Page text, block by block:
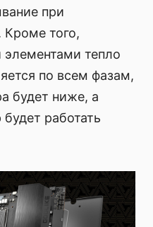
при
Кроме того,
тепло
по всем фазам,
будет ниже, а
работать